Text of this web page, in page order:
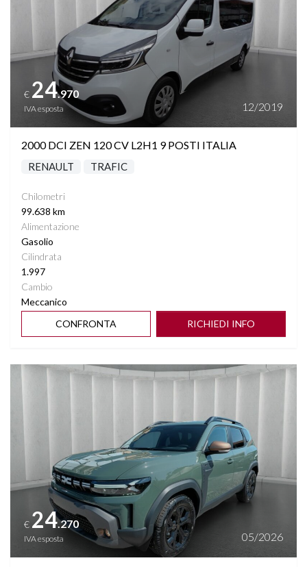
SENSORI LUCI
SENSORI PIOGGIA
SPECCHIETTI ELETTRICI RICHIUDIBILI
SPECCHIETTO RETROVISORE FOTOCROMATICO
START&STOP
TASCHE SU RETROSCHIENALI SEDILI
VOLANTE MULTIFUNZIONE
€ 24.970
IVA esposta 12/2019
2000 DCI ZEN 120 CV L2H1 9 POSTI ITALIA
RENAULT TRAFIC
Chilometri
99.638 km
Alimentazione
Gasolio
Cilindrata
1.997
Cambio
Meccanico
CONFRONTA
RICHIEDI INFO
Vedi dettagli
€ 24.270
IVA esposta 05/2026